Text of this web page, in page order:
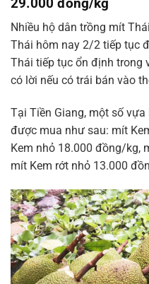
Nhiều hộ dân trồng mít
Thái hôm nay 2/2 tiếp tục
Thái tiếp tục ổn định trong
có lời nếu có trái bán vào
Tại Tiền Giang, một số
được mua như sau: mít
Kem nhỏ 18.000 đồng/kg,
mít Kem rớt nhỏ 13.000